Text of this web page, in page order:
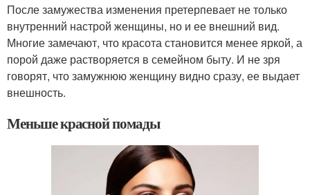
После замужества изменения претерпевает не только
внутренний настрой женщины, но и ее внешний вид.
Многие замечают, что красота становится менее яркой, а
порой даже растворяется в семейном быту. И не зря
говорят, что замужнюю женщину видно сразу, ее выдает
внешность.
Меньше красной помады